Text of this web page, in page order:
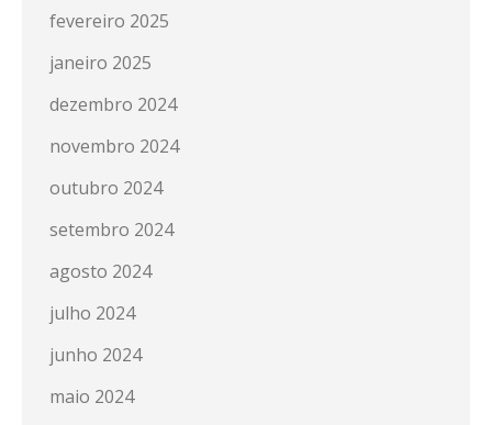
fevereiro 2025
janeiro 2025
dezembro 2024
novembro 2024
outubro 2024
setembro 2024
agosto 2024
julho 2024
junho 2024
maio 2024